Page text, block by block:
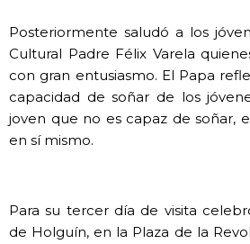
Posteriormente saludó a los
Cultural Padre Félix Varela
con gran entusiasmo. El Papa
capacidad de soñar de los
joven que no es capaz de soñar,
en sí mismo.
Para su tercer día de visita
de Holguín, en la Plaza de la